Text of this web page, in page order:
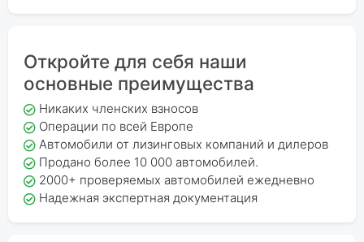
Откройте для себя наши
основные преимущества
Никаких членских взносов
Операции по всей Европе
Автомобили от лизинговых компаний и дилеров
Продано более 10 000 автомобилей.
2000+ проверяемых автомобилей ежедневно
Надежная экспертная документация